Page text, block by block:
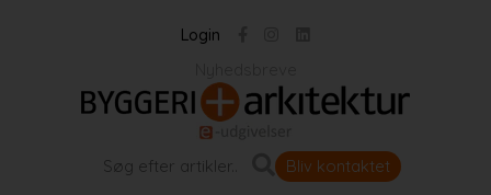
Login
Bliv kontaktet